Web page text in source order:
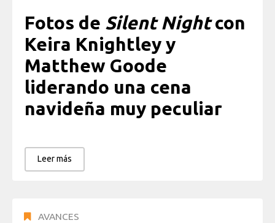
Fotos de Silent Nightcon
Keira Knightley y
Matthew Goode
liderando una cena
navideña muy peculiar
Leer más
AVANCES